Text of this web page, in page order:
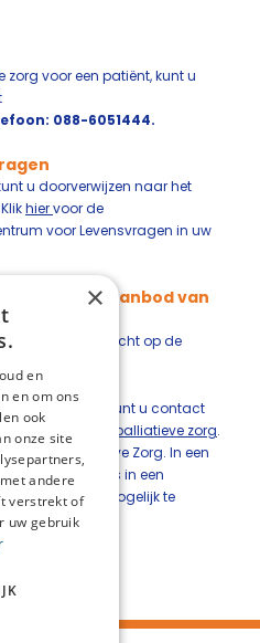
zorg voor een patiënt, kunt u
088-6051444.
u doorverwijzen naar het
hiervoor de
voor Levensvragen in uw
zorg en het aanbod van
zorg kunt u terecht op de
in uw regio, kunt u contact
van
uw netwerk palliatieve zorg.
Palliatieve Zorg. In een
zorgaanbieders in een
zorg zo goed mogelijk te
te bieden.
×
en
en om ons
ook
onze site
andere
verstrekt of
uw gebruik